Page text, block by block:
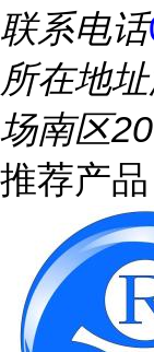
联系电话
所在地址
场南区
推荐产品